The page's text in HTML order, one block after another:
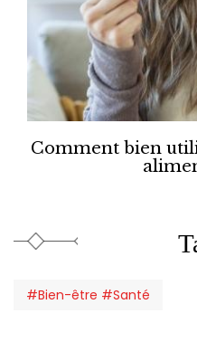
Comment bien
#Bien-être #Santé